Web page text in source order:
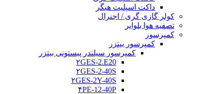
داکت اسپلیت هیگر
کولر گازی گری / اجنرال
تصفیه هوا بلوایر
کمپرسور
کمپرسور بیتزر
کمپرسور سیلندر پیستونی بیتزر
۲GES-2.E20
۲GES-2-40S
۲GES-2Y-40S
۴PE-12-40P